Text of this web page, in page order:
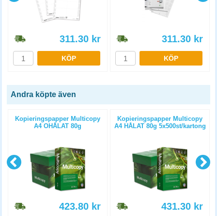
311.30 kr
KÖP
311.30 kr
KÖP
Andra köpte även
Kopieringspapper Multicopy
A4 OHÅLAT 80g
423.80 kr
Kopieringspapper Multicopy
A4 HÅLAT 80g 5x500st/kartong
431.30 kr